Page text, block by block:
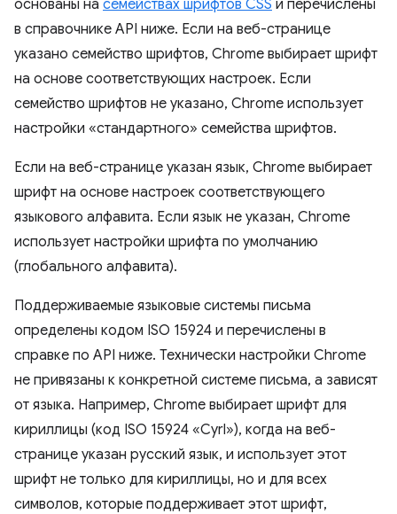
основаны на семействах шрифтов CSS и перечислены
в справочнике API ниже. Если на веб-странице
указано семейство шрифтов, Chrome выбирает шрифт
на основе соответствующих настроек. Если
семейство шрифтов не указано, Chrome использует
настройки «стандартного» семейства шрифтов.
Если на веб-странице указан язык, Chrome выбирает
шрифт на основе настроек соответствующего
языкового алфавита. Если язык не указан, Chrome
использует настройки шрифта по умолчанию
(глобального алфавита).
Поддерживаемые языковые системы письма
определены кодом ISO 15924 и перечислены в
справке по API ниже. Технически настройки Chrome
не привязаны к конкретной системе письма, а зависят
от языка. Например, Chrome выбирает шрифт для
кириллицы (код ISO 15924 «Cyrl»), когда на веб-
странице указан русский язык, и использует этот
шрифт не только для кириллицы, но и для всех
символов, которые поддерживает этот шрифт,